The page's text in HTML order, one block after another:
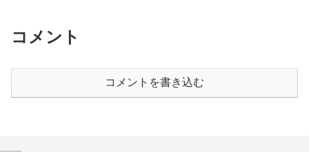
コメント
コメントを書き込む